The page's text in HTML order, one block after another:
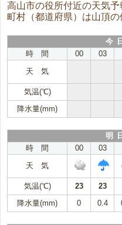
高山市の役所付近の天気
町村（都道府県）は山頂の
今
時 間
00 03
天 気
気温(℃)
降水量(mm)
明
時 間
00 03
天 気
気温(℃) 23 23
降水量(mm)
0 0.4